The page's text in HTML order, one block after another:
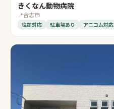
きくなん動物病院
📍合志市
往診対応 駐車場あり アニコム対応